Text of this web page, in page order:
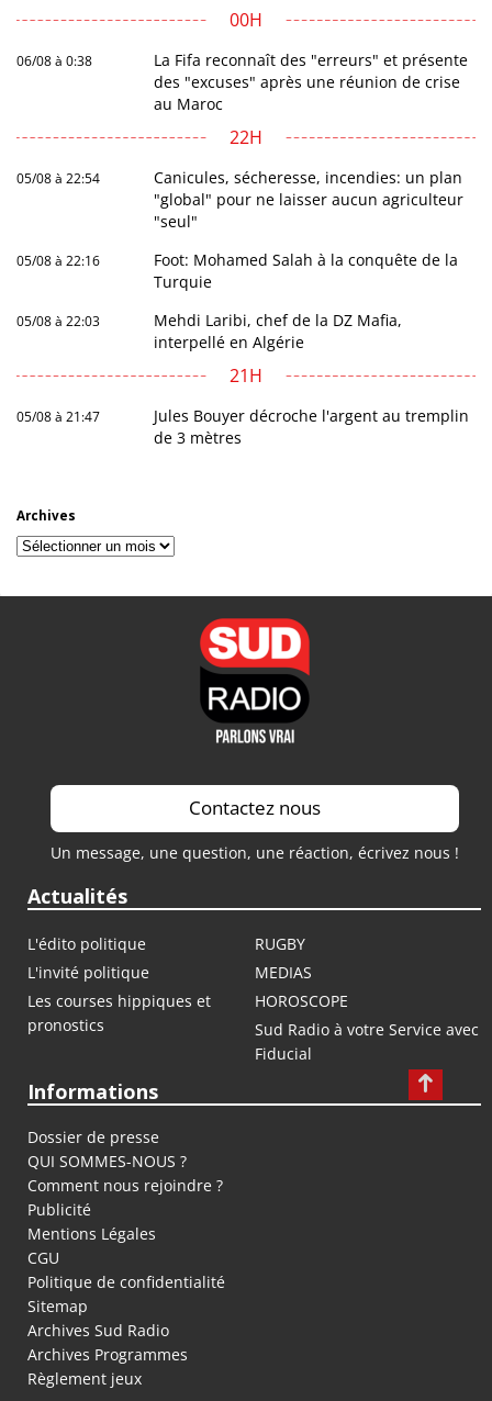
00H
06/08 à 0:38
La Fifa reconnaît des "erreurs" et présente
des "excuses" après une réunion de crise
au Maroc
22H
05/08 à 22:54
Canicules, sécheresse, incendies: un plan
"global" pour ne laisser aucun agriculteur
"seul"
05/08 à 22:16
Foot: Mohamed Salah à la conquête de la
Turquie
05/08 à 22:03
Mehdi Laribi, chef de la DZ Mafia,
interpellé en Algérie
21H
05/08 à 21:47
Jules Bouyer décroche l'argent au tremplin
de 3 mètres
Archives
Archives
Contactez nous
Un message, une question, une réaction, écrivez nous !
Actualités
L'édito politique
RUGBY
L'invité politique
MEDIAS
Les courses hippiques et
pronostics
HOROSCOPE
Sud Radio à votre Service avec
Fiducial
Informations
Dossier de presse
QUI SOMMES-NOUS ?
Comment nous rejoindre ?
Publicité
Mentions Légales
CGU
Politique de confidentialité
Sitemap
Archives Sud Radio
Archives Programmes
Règlement jeux